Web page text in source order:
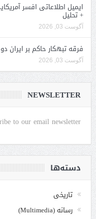
ایمیل اطلاعاتی افسر
+ تحلیل
آگوست 03, 2026
فرقه تبهکار حاکم بر ایران
آگوست 03, 2026
NEWSLETTER
to our email newsletter.
دسته‌ها
تاریخی
رسانه (Multimedia)